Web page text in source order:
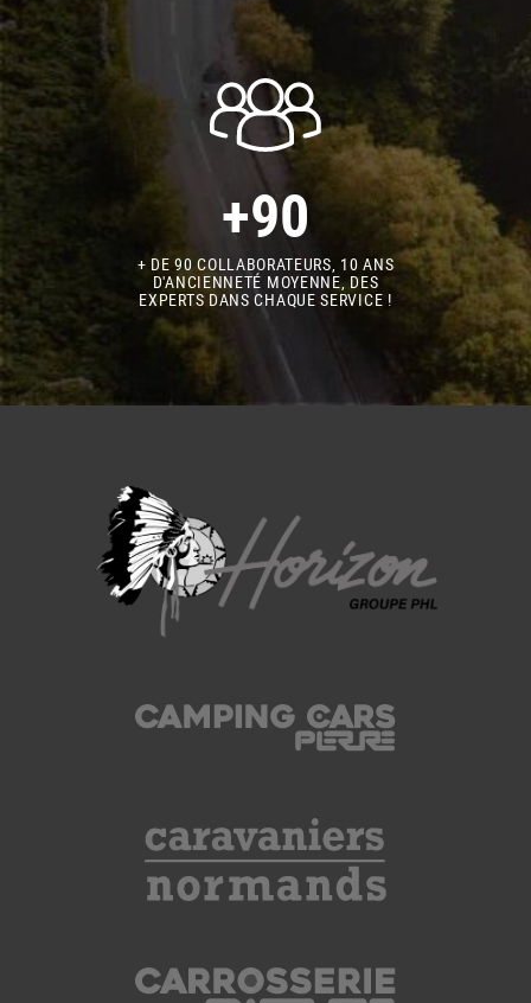
+90
+ DE 90 COLLABORATEURS, 10 ANS
D'ANCIENNETÉ MOYENNE, DES
EXPERTS DANS CHAQUE SERVICE !